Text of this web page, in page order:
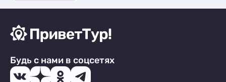
Будь с нами в соцсетях